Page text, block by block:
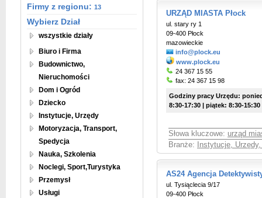
Firmy z regionu: 13
Wybierz Dział
wszystkie działy
Biuro i Firma
Budownictwo,
Nieruchomości
Dom i Ogród
Dziecko
Instytucje, Urzędy
Motoryzacja, Transport,
Spedycja
Nauka, Szkolenia
Noclegi, Sport,Turystyka
Przemysł
Usługi
URZĄD MIASTA Płock
ul. stary ry 1
09-400 Płock
mazowieckie
info@plock.eu
www.plock.eu
24 367 15 55
fax: 24 367 15 98
Godziny pracy Urzędu:
8:30-17:30 | piątek: 8:30-15:30
Słowa kluczowe: urząd
Branże:
Instytucje,
AS24 Agencja
ul. Tysiąclecia 9/17
09-400 Płock